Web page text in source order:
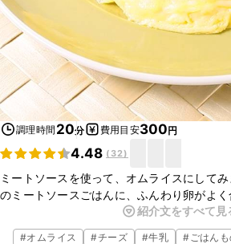
調理時間 20分 費用目安300円
4.48 ( 32)
ミートソースを使って、オムライスにして
のミートソースごはんに、ふんわり卵がよ
はミートソースのみで、卵で包まず、ふん
ので、お手軽にできますよ。ぜひお試しく
紹介文をすべて見
#オムライス #チーズ #牛乳 #ごはん